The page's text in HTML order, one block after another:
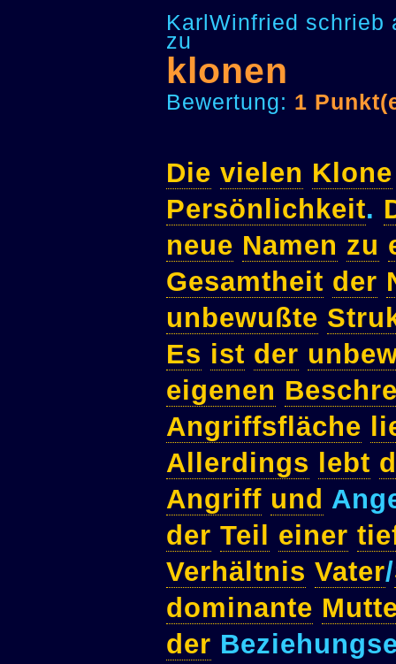
KarlWinfried schrieb
zu
klonen
Bewertung: 1
Die vielen Klone
Persönlichkeit.
neue Namen zu
Gesamtheit der
unbewußte
Es ist der
eigenen
Angriffsfläche
Allerdings
lebt
Angriff und
der Teil einer
Verhältnis Vater/
dominante
der